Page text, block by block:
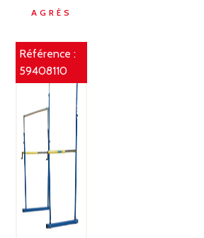
AGRÈS
Référence :
59408110